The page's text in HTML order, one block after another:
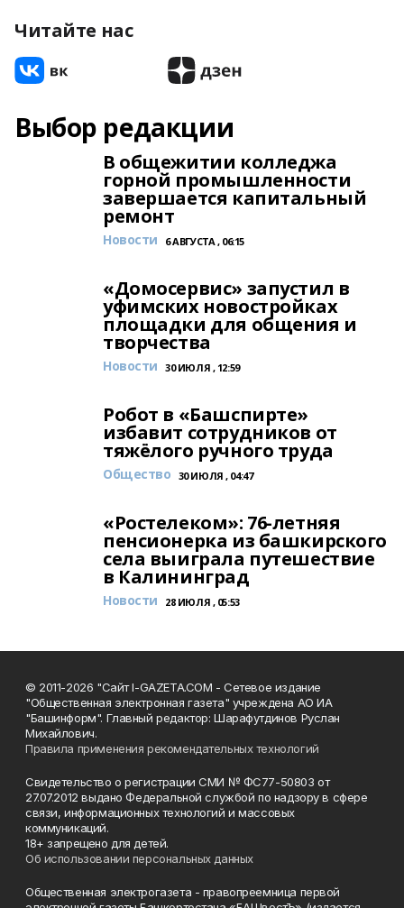
Читайте нас
Выбор редакции
В общежитии колледжа
горной промышленности
завершается капитальный
ремонт
Новости 6 АВГУСТА , 06:15
«Домосервис» запустил в
уфимских новостройках
площадки для общения и
творчества
Новости 30 ИЮЛЯ , 12:59
Робот в «Башспирте»
избавит сотрудников от
тяжёлого ручного труда
Общество 30 ИЮЛЯ , 04:47
«Ростелеком»: 76-летняя
пенсионерка из башкирского
села выиграла путешествие
в Калининград
Новости 28 ИЮЛЯ , 05:53
© 2011-2026 "Сайт I-GAZETA.COM - Сетевое издание
"Общественная электронная газета" учреждена АО ИА
"Башинформ". Главный редактор: Шарафутдинов Руслан
Михайлович.
Правила применения рекомендательных технологий
Свидетельство о регистрации СМИ № ФС77-50803 от
27.07.2012 выдано Федеральной службой по надзору в сфере
связи, информационных технологий и массовых
коммуникаций.
18+ запрещено для детей.
Об использовании персональных данных
Общественная электрогазета - правопреемница первой